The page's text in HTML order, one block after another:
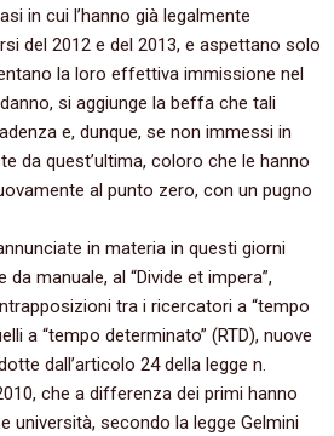
in cui l’hanno già legalmente
del 2012 e del 2013, e aspettano solo
la loro effettiva immissione nel
si aggiunge la beffa che tali
e, dunque, se non immessi in
da quest’ultima, coloro che le hanno
al punto zero, con un pugno
in materia in questi giorni
manuale, al “Divide et impera”,
tra i ricercatori a “tempo
a “tempo determinato” (RTD), nuove
dall’articolo 24 della legge n.
che a differenza dei primi hanno
università, secondo la legge Gelmini